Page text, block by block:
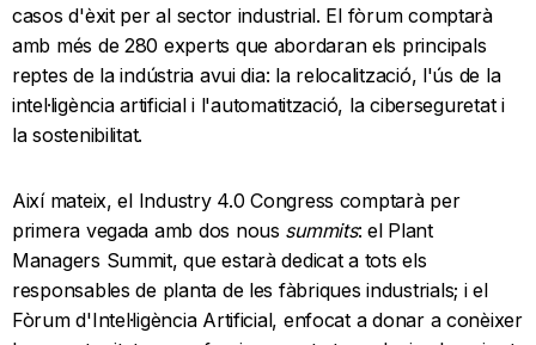
casos d'èxit per al sector industrial. El fòrum comptarà
amb més de 280 experts que abordaran els principals
reptes de la indústria avui dia: la relocalització, l'ús de la
intel·ligència artificial i l'automatització, la ciberseguretat i
la sostenibilitat.
Així mateix, el Industry 4.0 Congress comptarà per
primera vegada amb dos nous summits: el Plant
Managers Summit, que estarà dedicat a tots els
responsables de planta de les fàbriques industrials; i el
Fòrum d'Intel·ligència Artificial, enfocat a donar a conèixer